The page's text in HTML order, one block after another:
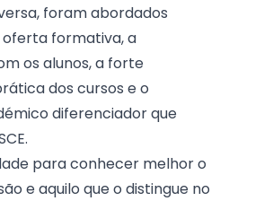
foram abordados
formativa, a
os alunos, a forte
dos cursos e o
diferenciador que
para conhecer melhor o
e aquilo que o distingue no